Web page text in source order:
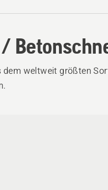
dem weltweit größten